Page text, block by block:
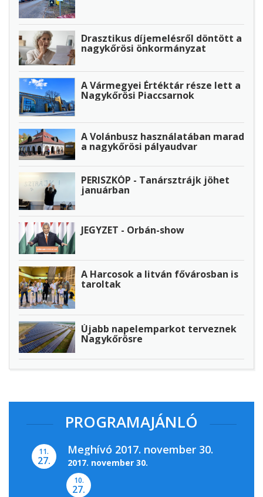
Drasztikus díjemelésről döntött a
nagykőrösi önkormányzat
A Vármegyei Értéktár része lett a
Nagykőrösi Piaccsarnok
A Volánbusz használatában marad
a nagykőrösi pályaudvar
PERISZKÓP - Tanársztrájk jöhet
januárban
JEGYZET - Orbán-show
A Harcosok a litván fővárosban is
taroltak
Újabb napelemparkot terveznek
Nagykőrösre
PROGRAMAJÁNLÓ
11.
27.
Meghívó 2017. november 30.
2017. november 30.
10.
27.